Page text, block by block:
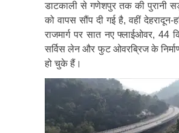
डाटकाली से गणेशपुर तक की पुरानी
को वापस सौंप दी गई है, वहीं देहरादून-
राजमार्ग पर सात नए फ्लाईओवर, 44
सर्विस लेन और फुट ओवरब्रिज के
हो चुके हैं।